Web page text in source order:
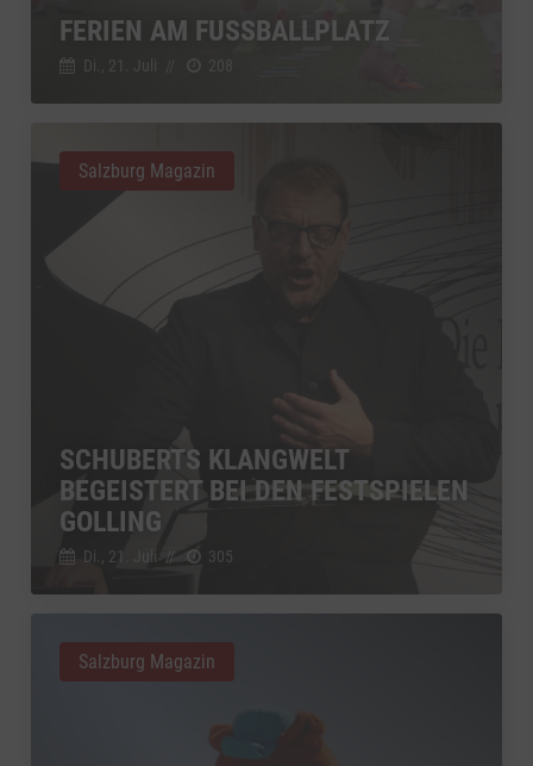
FERIEN AM FUSSBALLPLATZ
Di., 21. Juli 208
SCHUBERTS KLANGWELT
BEGEISTERT BEI DEN FESTSPIELEN
GOLLING
Di., 21. Juli // 305
Salzburg Magazin
Salzburg Magazin